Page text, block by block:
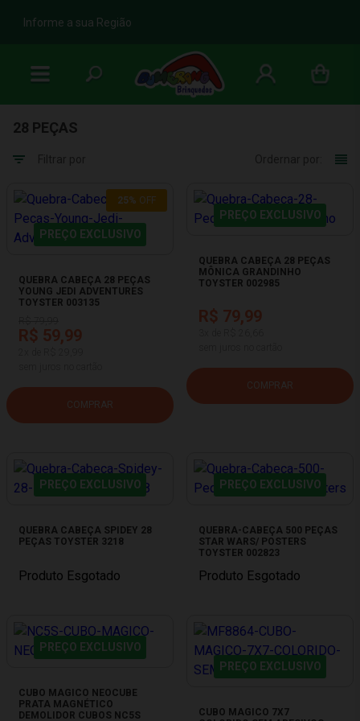
b
Informe a sua Região
28 PEÇAS
25% OFF
PREÇO EXCLUSIVO
QUEBRA CABEÇA 28 PEÇAS
YOUNG JEDI ADVENTURES
TOYSTER 003135
R$ 59,99
COMPRAR
PREÇO EXCLUSIVO
QUEBRA CABEÇA 28 PEÇAS
MÔNICA GRANDINHO
TOYSTER 002985
R$ 79,99
COMPRAR
PREÇO EXCLUSIVO
QUEBRA CABEÇA SPIDEY 28
PEÇAS TOYSTER 3218
Produto Esgotado
PREÇO EXCLUSIVO
QUEBRA-CABEÇA 500 PEÇAS
STAR WARS/ POSTERS
TOYSTER 002823
Produto Esgotado
PREÇO EXCLUSIVO
CUBO MAGICO NEOCUBE
PRATA MAGNÉTICO
DEMOLIDOR CUBOS NC5S
PREÇO EXCLUSIVO
CUBO MAGICO 7X7